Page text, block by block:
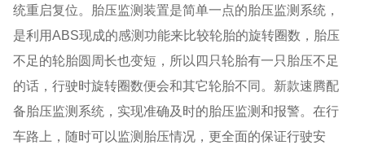
统重启复位。胎压监测装置是简单一点的胎压监测系统，
是利用ABS现成的感测功能来比较轮胎的旋转圈数，胎压
不足的轮胎圆周长也变短，所以四只轮胎有一只胎压不足
的话，行驶时旋转圈数便会和其它轮胎不同。新款速腾配
备胎压监测系统，实现准确及时的胎压监测和报警。在行
车路上，随时可以监测胎压情况，更全面的保证行驶安